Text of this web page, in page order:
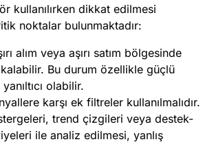
kullanılırken dikkat edilmesi
noktalar bulunmaktadır:
alım veya aşırı satım bölgesinde
Bu durum özellikle güçlü
olabilir.
karşı ek filtreler kullanılmalıdır.
trend çizgileri veya destek-
ile analiz edilmesi, yanlış